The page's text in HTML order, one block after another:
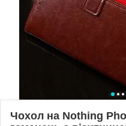
Чохол на Nothing